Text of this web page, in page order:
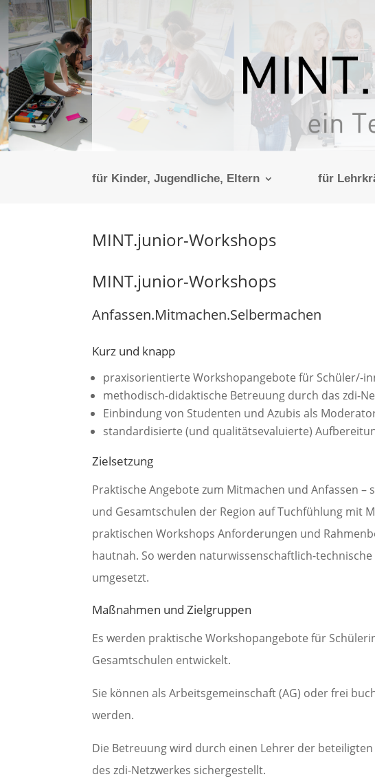
für Kinder, Jugendliche, Eltern für
MINT.junior-Workshops
MINT.junior-Workshops
Anfassen.Mitmachen.Selbermachen
Kurz und knapp
praxisorientierte Workshopangebote für Schüler/-
methodisch-didaktische Betreuung durch das zdi-
Einbindung von Studenten und Azubis als
standardisierte (und qualitätsevaluierte)
Zielsetzung
Praktische Angebote zum Mitmachen und Anfassen –
und Gesamtschulen der Region auf Tuchfühlung mit
praktischen Workshops Anforderungen und
hautnah. So werden naturwissenschaftlich-
umgesetzt.
Maßnahmen und Zielgruppen
Es werden praktische Workshopangebote für
Gesamtschulen entwickelt.
Sie können als Arbeitsgemeinschaft (AG) oder frei
werden.
Die Betreuung wird durch einen Lehrer der
des zdi-Netzwerkes sichergestellt.